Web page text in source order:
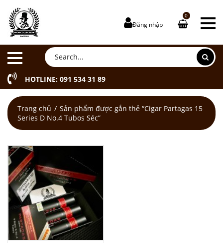
Đăng nhập
0
HOTLINE: 091 534 31 89
Trang chủ
Sản phẩm được gắn thẻ “Cigar Partagas 15
Series D No.4 Tubos Séc”